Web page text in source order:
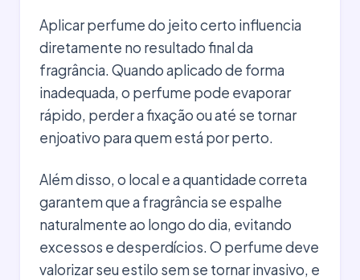
Aplicar perfume do jeito certo influencia
diretamente no resultado final da
fragrância. Quando aplicado de forma
inadequada, o perfume pode evaporar
rápido, perder a fixação ou até se tornar
enjoativo para quem está por perto.
Além disso, o local e a quantidade correta
garantem que a fragrância se espalhe
naturalmente ao longo do dia, evitando
excessos e desperdícios. O perfume deve
valorizar seu estilo sem se tornar invasivo, e